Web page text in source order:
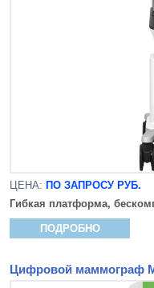
ЦЕНА: ПО ЗАПРОСУ РУБ.
Гибкая платформа,
ПОДРОБНО
Цифровой маммограф